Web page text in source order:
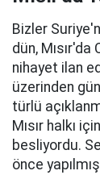
Bizler
dün,
nihayet ilan
üzerinden
türlü
Mısır halkı
besliyordu.
önce